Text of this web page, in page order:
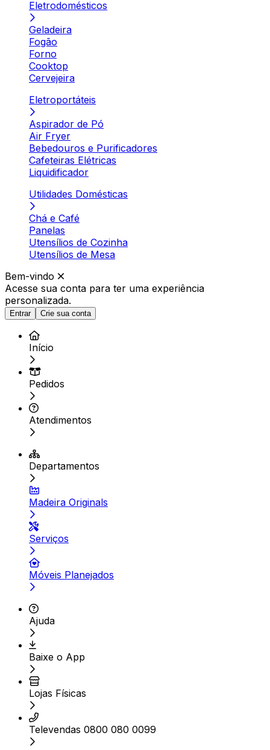
Eletrodomésticos
Geladeira
Fogão
Forno
Cooktop
Cervejeira
Eletroportáteis
Aspirador de Pó
Air Fryer
Bebedouros e Purificadores
Cafeteiras Elétricas
Liquidificador
Utilidades Domésticas
Chá e Café
Panelas
Utensílios de Cozinha
Utensílios de Mesa
Bem-vindo
Acesse sua conta para ter uma experiência
personalizada.
Entrar Crie sua conta
Início
Pedidos
Atendimentos
Departamentos
Madeira Originals
Serviços
Móveis Planejados
Ajuda
Baixe o App
Lojas Físicas
Televendas 0800 080 0099